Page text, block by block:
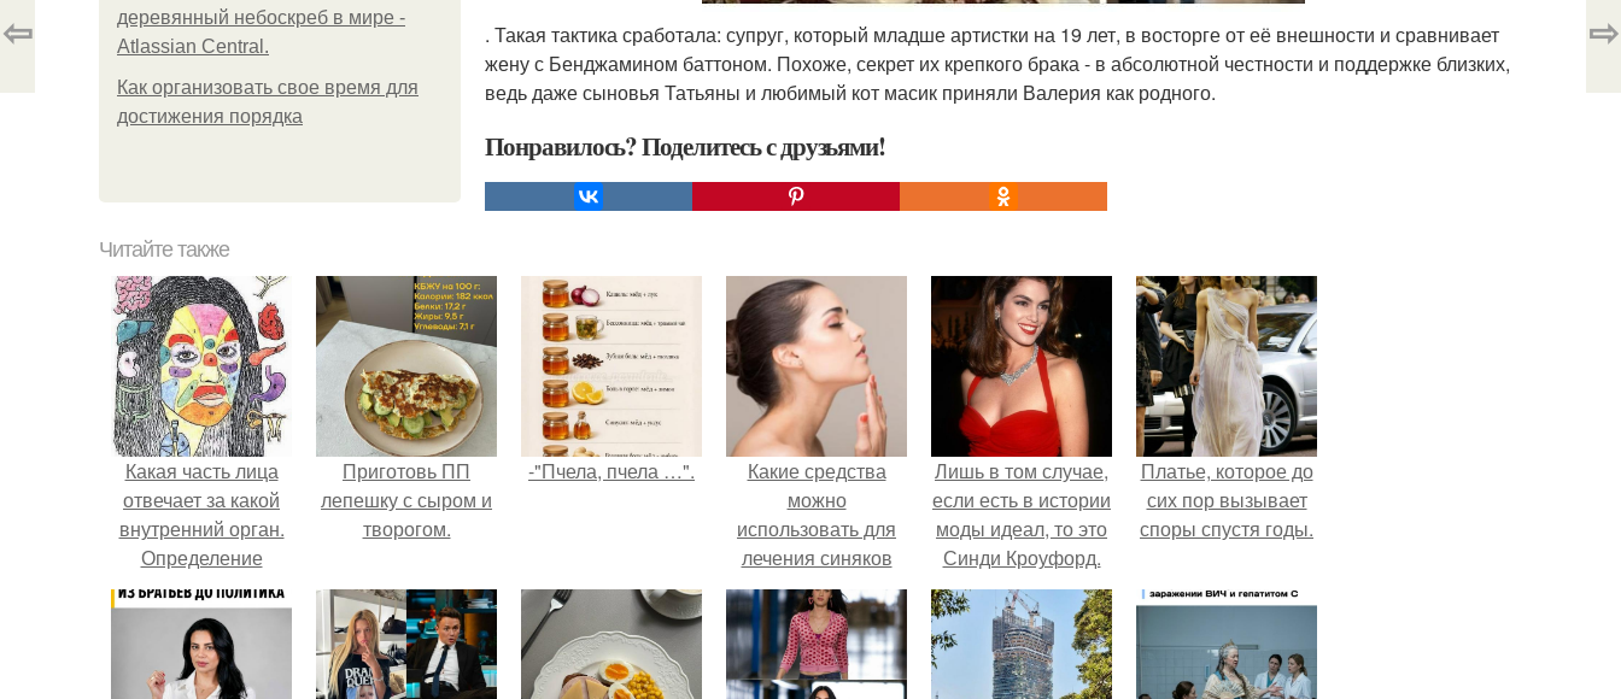
деревянный небоскреб в мире -
Atlassian Central.
Как организовать свое время для
достижения порядка
. Такая тактика сработала: супруг, который младше артистки на 19 лет, в восторге от её внешности и сравнивает
жену с Бенджамином баттоном. Похоже, секрет их крепкого брака - в абсолютной честности и поддержке близких,
ведь даже сыновья Татьяны и любимый кот масик приняли Валерия как родного.
Понравилось? Поделитесь с друзьями!
⇦ ⇨
Читайте также
Какая часть лица
отвечает за какой
внутренний орган.
Определение
болезней по лицу
Приготовь ПП
лепешку с сыром и
творогом.
-"Пчела, пчела …".
Какие средства
можно
использовать для
лечения синяков
под глазами
Лишь в том случае,
если есть в истории
моды идеал, то это
Синди Кроуфорд.
Платье, которое до
сих пор вызывает
споры спустя годы.